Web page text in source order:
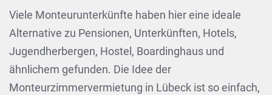
Viele Monteurunterkünfte haben hier eine ideale
Alternative zu Pensionen, Unterkünften, Hotels,
Jugendherbergen, Hostel, Boardinghaus und
ähnlichem gefunden. Die Idee der
Monteurzimmervermietung in Lübeck ist so einfach,